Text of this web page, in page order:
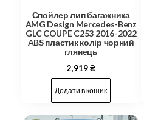
Спойлер лип багажника
AMG Design Mercedes-Benz
GLC COUPE C253 2016-2022
ABS пластик колір чорний
глянець
2,919₴
Додати в кошик